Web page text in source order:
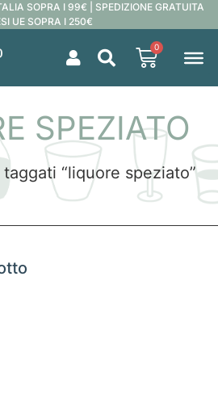
SOPRA I 99€ | SPEDIZIONE GRATUITA
UE SOPRA I 250€
0
SPEZIATO
“liquore speziato”